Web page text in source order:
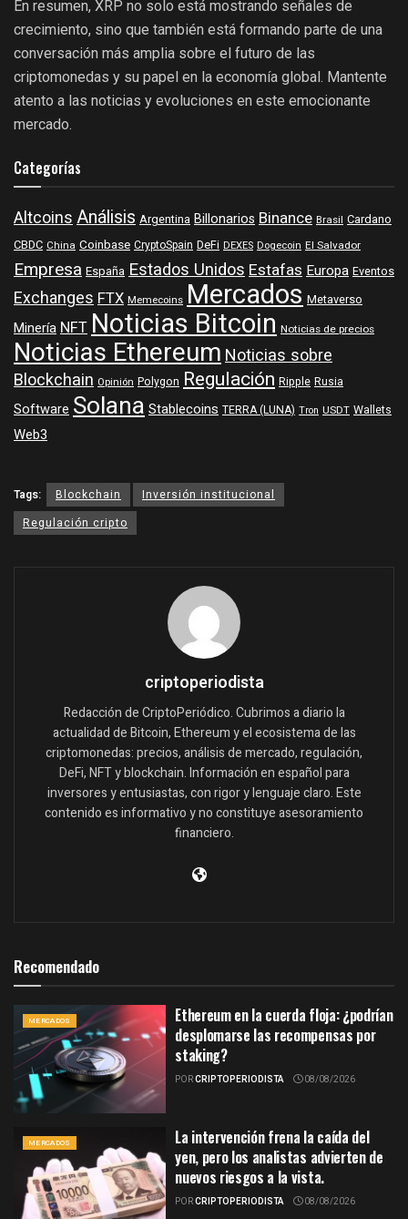
En resumen, XRP no solo está mostrando señales de
crecimiento, sino que también está formando parte de una
conversación más amplia sobre el futuro de las
criptomonedas y su papel en la economía global. Mantente
atento a las noticias y evoluciones en este emocionante
mercado.
Categorías
Altcoins Análisis Argentina Billonarios Binance Brasil Cardano
CBDC China Coinbase CryptoSpain DeFi DEXES Dogecoin El Salvador
Empresa España Estados Unidos Estafas Europa Eventos
Exchanges FTX Memecoins Mercados Metaverso
Minería NFTNoticias Bitcoin Noticias de precios
Noticias EthereumNoticias sobre
Blockchain Opinión Polygon Regulación Ripple Rusia
Software Solana Stablecoins TERRA (LUNA) Tron USDT Wallets
Web3
Tags: Blockchain
Inversión institucional
Regulación cripto
criptoperiodista
Redacción de CriptoPeriódico. Cubrimos a diario la
actualidad de Bitcoin, Ethereum y el ecosistema de las
criptomonedas: precios, análisis de mercado, regulación,
DeFi, NFT y blockchain. Información en español para
inversores y entusiastas, con rigor y lenguaje claro. Este
contenido es informativo y no constituye asesoramiento
financiero.
Recomendado
MERCADOS
Ethereum en la cuerda floja: ¿podrían
desplomarse las recompensas por
staking?
PORCRIPTOPERIODISTA 08/08/2026
MERCADOS
La intervención frena la caída del
yen, pero los analistas advierten de
nuevos riesgos a la vista.
PORCRIPTOPERIODISTA 08/08/2026